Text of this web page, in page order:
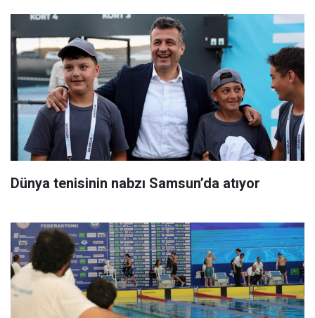
Dünya tenisinin nabzı Samsun’da atıyor